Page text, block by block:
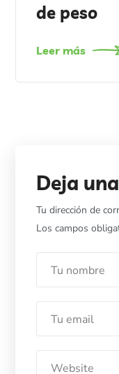
de peso
Leer más
Deja
Tu dirección de
Los campos